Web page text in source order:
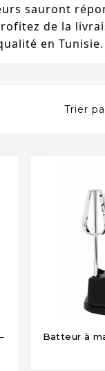
sauront
de la
en Tunisie.
Trier
Batteur à